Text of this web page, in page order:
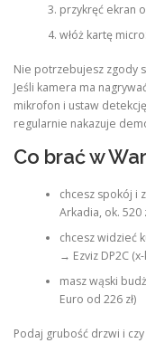
przykręć ekran
włóż kartę
Nie potrzebujesz zgody
Jeśli kamera ma
mikrofon i ustaw
regularnie nakazuje
Co brać w
chcesz spokój i
Arkadia, ok. 520
chcesz widzieć
→ Ezviz DP2C
masz wąski
Euro od 226 zł)
Podaj grubość drzwi i